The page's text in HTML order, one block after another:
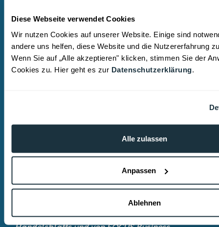
Diese Webseite verwendet Cookies
Wir nutzen Cookies auf unserer Website. Einige sind
andere uns helfen, diese Website und die Nutzererfahrung
Wenn Sie auf „Alle akzeptieren" klicken, stimmen Sie der
Cookies zu. Hier geht es zur Datenschutzerklärung
Alle zulassen
Anpassen
Ablehnen
Compliance – Köln
Lindenallee 43
50968 Köln
Sitz in Köln. Wir sind Spezialisten auf den
zählen Privatpersonen, Führungskräfte und
Unternehmen ebenso wie öffentliche
Die Kanzlei wird u.a. in den
Rankings der WirtschaftsWoche, des